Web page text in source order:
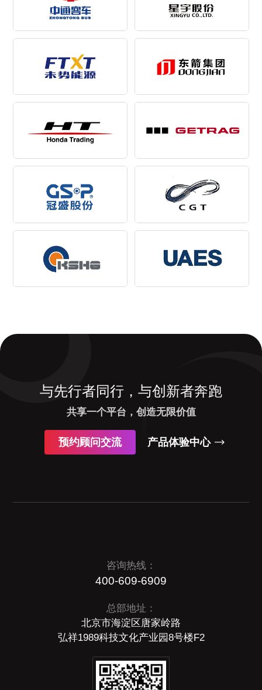
与先行者同行，与创新者奔跑
共享一个平台，创造无限价值
预约顾问交流 产品体验中心
咨询热线：
400-609-6909
总部地址：
北京市海淀区唐家岭路
弘祥1989科技文化产业园8号楼F2